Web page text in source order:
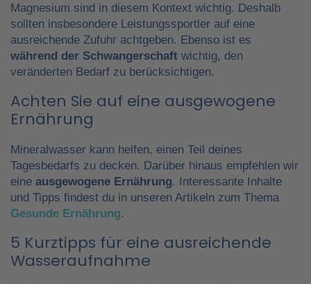
Magnesium sind in diesem Kontext wichtig. Deshalb
sollten insbesondere Leistungssportler auf eine
ausreichende Zufuhr achtgeben. Ebenso ist es
während der Schwangerschaft wichtig, den
veränderten Bedarf zu berücksichtigen.
Achten Sie auf eine ausgewogene
Ernährung
Mineralwasser kann helfen, einen Teil deines
Tagesbedarfs zu decken. Darüber hinaus empfehlen wir
eine ausgewogene Ernährung. Interessante Inhalte
und Tipps findest du in unseren Artikeln zum Thema
Gesunde Ernährung.
5 Kurztipps für eine ausreichende
Wasseraufnahme